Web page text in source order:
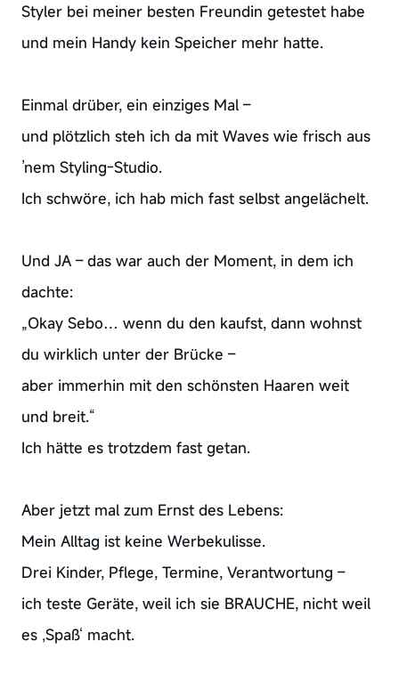
Styler bei meiner besten Freundin getestet habe
und mein Handy kein Speicher mehr hatte.
Einmal drüber, ein einziges Mal –
und plötzlich steh ich da mit Waves wie frisch aus
’nem Styling-Studio.
Ich schwöre, ich hab mich fast selbst angelächelt.
Und JA – das war auch der Moment, in dem ich
dachte:
„Okay Sebo… wenn du den kaufst, dann wohnst
du wirklich unter der Brücke –
aber immerhin mit den schönsten Haaren weit
und breit.“
Ich hätte es trotzdem fast getan.
Aber jetzt mal zum Ernst des Lebens:
Mein Alltag ist keine Werbekulisse.
Drei Kinder, Pflege, Termine, Verantwortung –
ich teste Geräte, weil ich sie BRAUCHE, nicht weil
es ‚Spaß‘ macht.